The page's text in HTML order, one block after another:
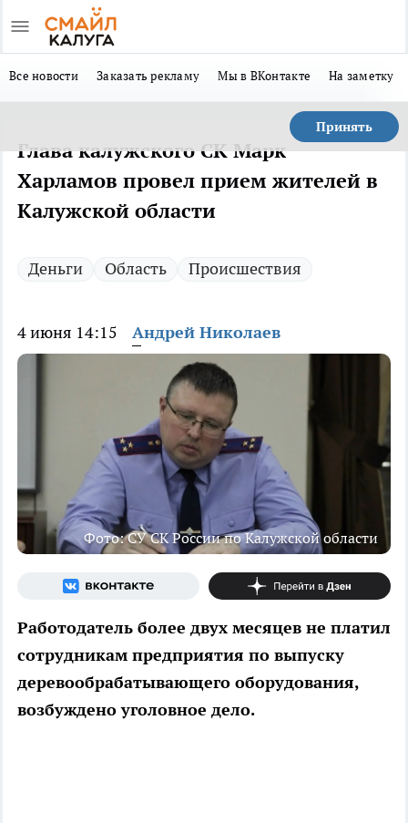
Все новости Заказать рекламу Мы в ВКонтакте На заметку
Принять
Глава калужского СК Марк
Харламов провел прием жителей в
Калужской области
Деньги Область Происшествия
4 июня 14:15 Андрей Николаев
Фото: СУ СК России по Калужской области
Работодатель более двух месяцев не платил
сотрудникам предприятия по выпуску
деревообрабатывающего оборудования,
возбуждено уголовное дело.